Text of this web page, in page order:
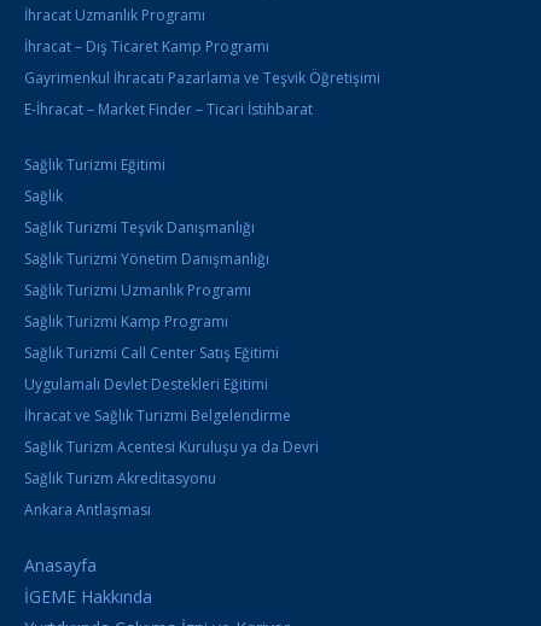
İhracat Uzmanlık Programı
İhracat – Dış Ticaret Kamp Programı
Gayrimenkul İhracatı Pazarlama ve Teşvik Öğretişimi
E-İhracat – Market Finder – Ticari İstihbarat
Sağlık Turizmi Eğitimi
Sağlık
Sağlık Turizmi Teşvik Danışmanlığı
Sağlık Turizmi Yönetim Danışmanlığı
Sağlık Turizmi Uzmanlık Programı
Sağlık Turizmi Kamp Programı
Sağlık Turizmi Call Center Satış Eğitimi
Uygulamalı Devlet Destekleri Eğitimi
İhracat ve Sağlık Turizmi Belgelendirme
Sağlık Turizm Acentesi Kuruluşu ya da Devri
Sağlık Turizm Akreditasyonu
Ankara Antlaşması
Anasayfa
İGEME Hakkında